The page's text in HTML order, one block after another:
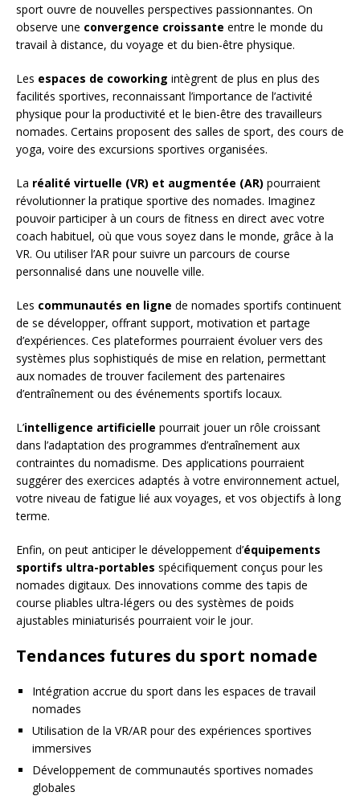
sport ouvre de nouvelles perspectives passionnantes. On
observe une convergence croissante entre le monde du
travail à distance, du voyage et du bien-être physique.
Les espaces de coworking intègrent de plus en plus des
facilités sportives, reconnaissant l’importance de l’activité
physique pour la productivité et le bien-être des travailleurs
nomades. Certains proposent des salles de sport, des cours de
yoga, voire des excursions sportives organisées.
La réalité virtuelle (VR) et augmentée (AR) pourraient
révolutionner la pratique sportive des nomades. Imaginez
pouvoir participer à un cours de fitness en direct avec votre
coach habituel, où que vous soyez dans le monde, grâce à la
VR. Ou utiliser l’AR pour suivre un parcours de course
personnalisé dans une nouvelle ville.
Les communautés en ligne de nomades sportifs continuent
de se développer, offrant support, motivation et partage
d’expériences. Ces plateformes pourraient évoluer vers des
systèmes plus sophistiqués de mise en relation, permettant
aux nomades de trouver facilement des partenaires
d’entraînement ou des événements sportifs locaux.
L’intelligence artificielle pourrait jouer un rôle croissant
dans l’adaptation des programmes d’entraînement aux
contraintes du nomadisme. Des applications pourraient
suggérer des exercices adaptés à votre environnement actuel,
votre niveau de fatigue lié aux voyages, et vos objectifs à long
terme.
Enfin, on peut anticiper le développement d’équipements
sportifs ultra-portables spécifiquement conçus pour les
nomades digitaux. Des innovations comme des tapis de
course pliables ultra-légers ou des systèmes de poids
ajustables miniaturisés pourraient voir le jour.
Tendances futures du sport nomade
Intégration accrue du sport dans les espaces de travail
nomades
Utilisation de la VR/AR pour des expériences sportives
immersives
Développement de communautés sportives nomades
globales